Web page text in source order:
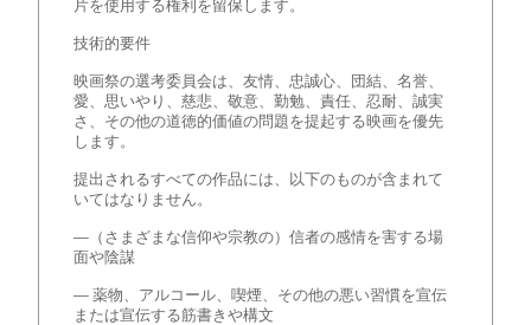
片を使用する権利を留保します。
技術的要件
映画祭の選考委員会は、友情、忠誠心、団結、名誉、
愛、思いやり、慈悲、敬意、勤勉、責任、忍耐、誠実
さ、その他の道徳的価値の問題を提起する映画を優先
します。
提出されるすべての作品には、以下のものが含まれて
いてはなりません。
—（さまざまな信仰や宗教の）信者の感情を害する場
面や陰謀
— 薬物、アルコール、喫煙、その他の悪い習慣を宣伝
または宣伝する筋書きや構文